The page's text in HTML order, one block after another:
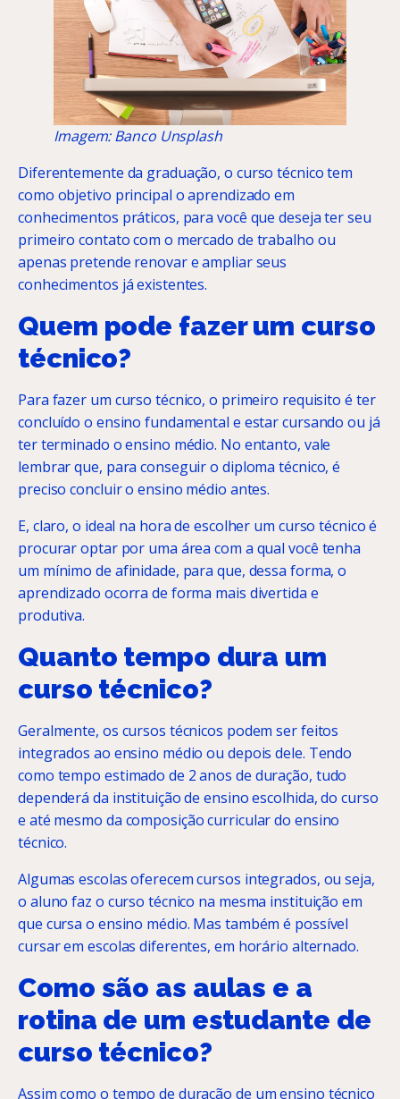
Imagem: Banco Unsplash
Diferentemente da graduação, o curso técnico tem
como objetivo principal o aprendizado em
conhecimentos práticos, para você que deseja ter seu
primeiro contato com o mercado de trabalho ou
apenas pretende renovar e ampliar seus
conhecimentos já existentes.
Quem pode fazer um curso
técnico?
Para fazer um curso técnico, o primeiro requisito é ter
concluído o ensino fundamental e estar cursando ou já
ter terminado o ensino médio. No entanto, vale
lembrar que, para conseguir o diploma técnico, é
preciso concluir o ensino médio antes.
E, claro, o ideal na hora de escolher um curso técnico é
procurar optar por uma área com a qual você tenha
um mínimo de afinidade, para que, dessa forma, o
aprendizado ocorra de forma mais divertida e
produtiva.
Quanto tempo dura um
curso técnico?
Geralmente, os cursos técnicos podem ser feitos
integrados ao ensino médio ou depois dele. Tendo
como tempo estimado de 2 anos de duração, tudo
dependerá da instituição de ensino escolhida, do curso
e até mesmo da composição curricular do ensino
técnico.
Algumas escolas oferecem cursos integrados, ou seja,
o aluno faz o curso técnico na mesma instituição em
que cursa o ensino médio. Mas também é possível
cursar em escolas diferentes, em horário alternado.
Como são as aulas e a
rotina de um estudante de
curso técnico?
Assim como o tempo de duração de um ensino técnico